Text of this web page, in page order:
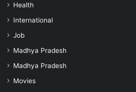
Health
International
Job
Madhya Pradesh
Madhya Pradesh
Movies